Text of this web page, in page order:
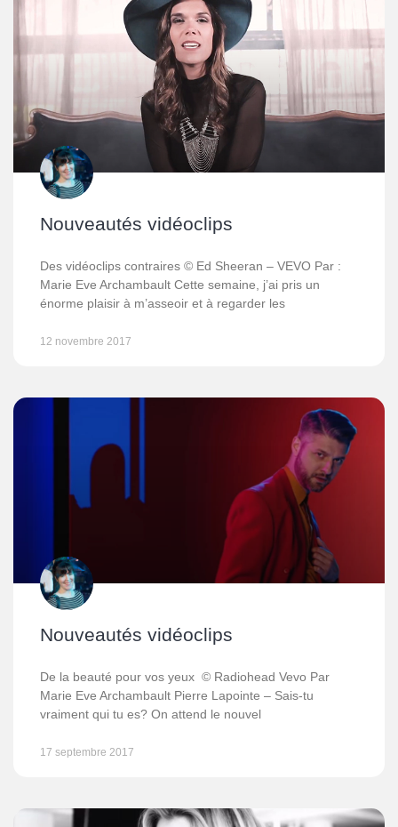
Nouveautés vidéoclips
Des vidéoclips contraires © Ed Sheeran – VEVO Par :
Marie Eve Archambault Cette semaine, j’ai pris un
énorme plaisir à m’asseoir et à regarder les
12 novembre 2017
Nouveautés vidéoclips
De la beauté pour vos yeux © Radiohead Vevo Par
Marie Eve Archambault Pierre Lapointe – Sais-tu
vraiment qui tu es? On attend le nouvel
17 septembre 2017